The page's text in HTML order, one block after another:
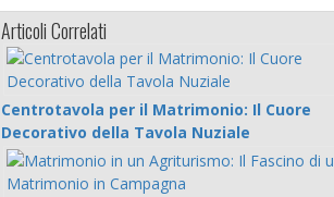
Articoli Correlati
Centrotavola per il Matrimonio: Il Cuore
Decorativo della Tavola Nuziale